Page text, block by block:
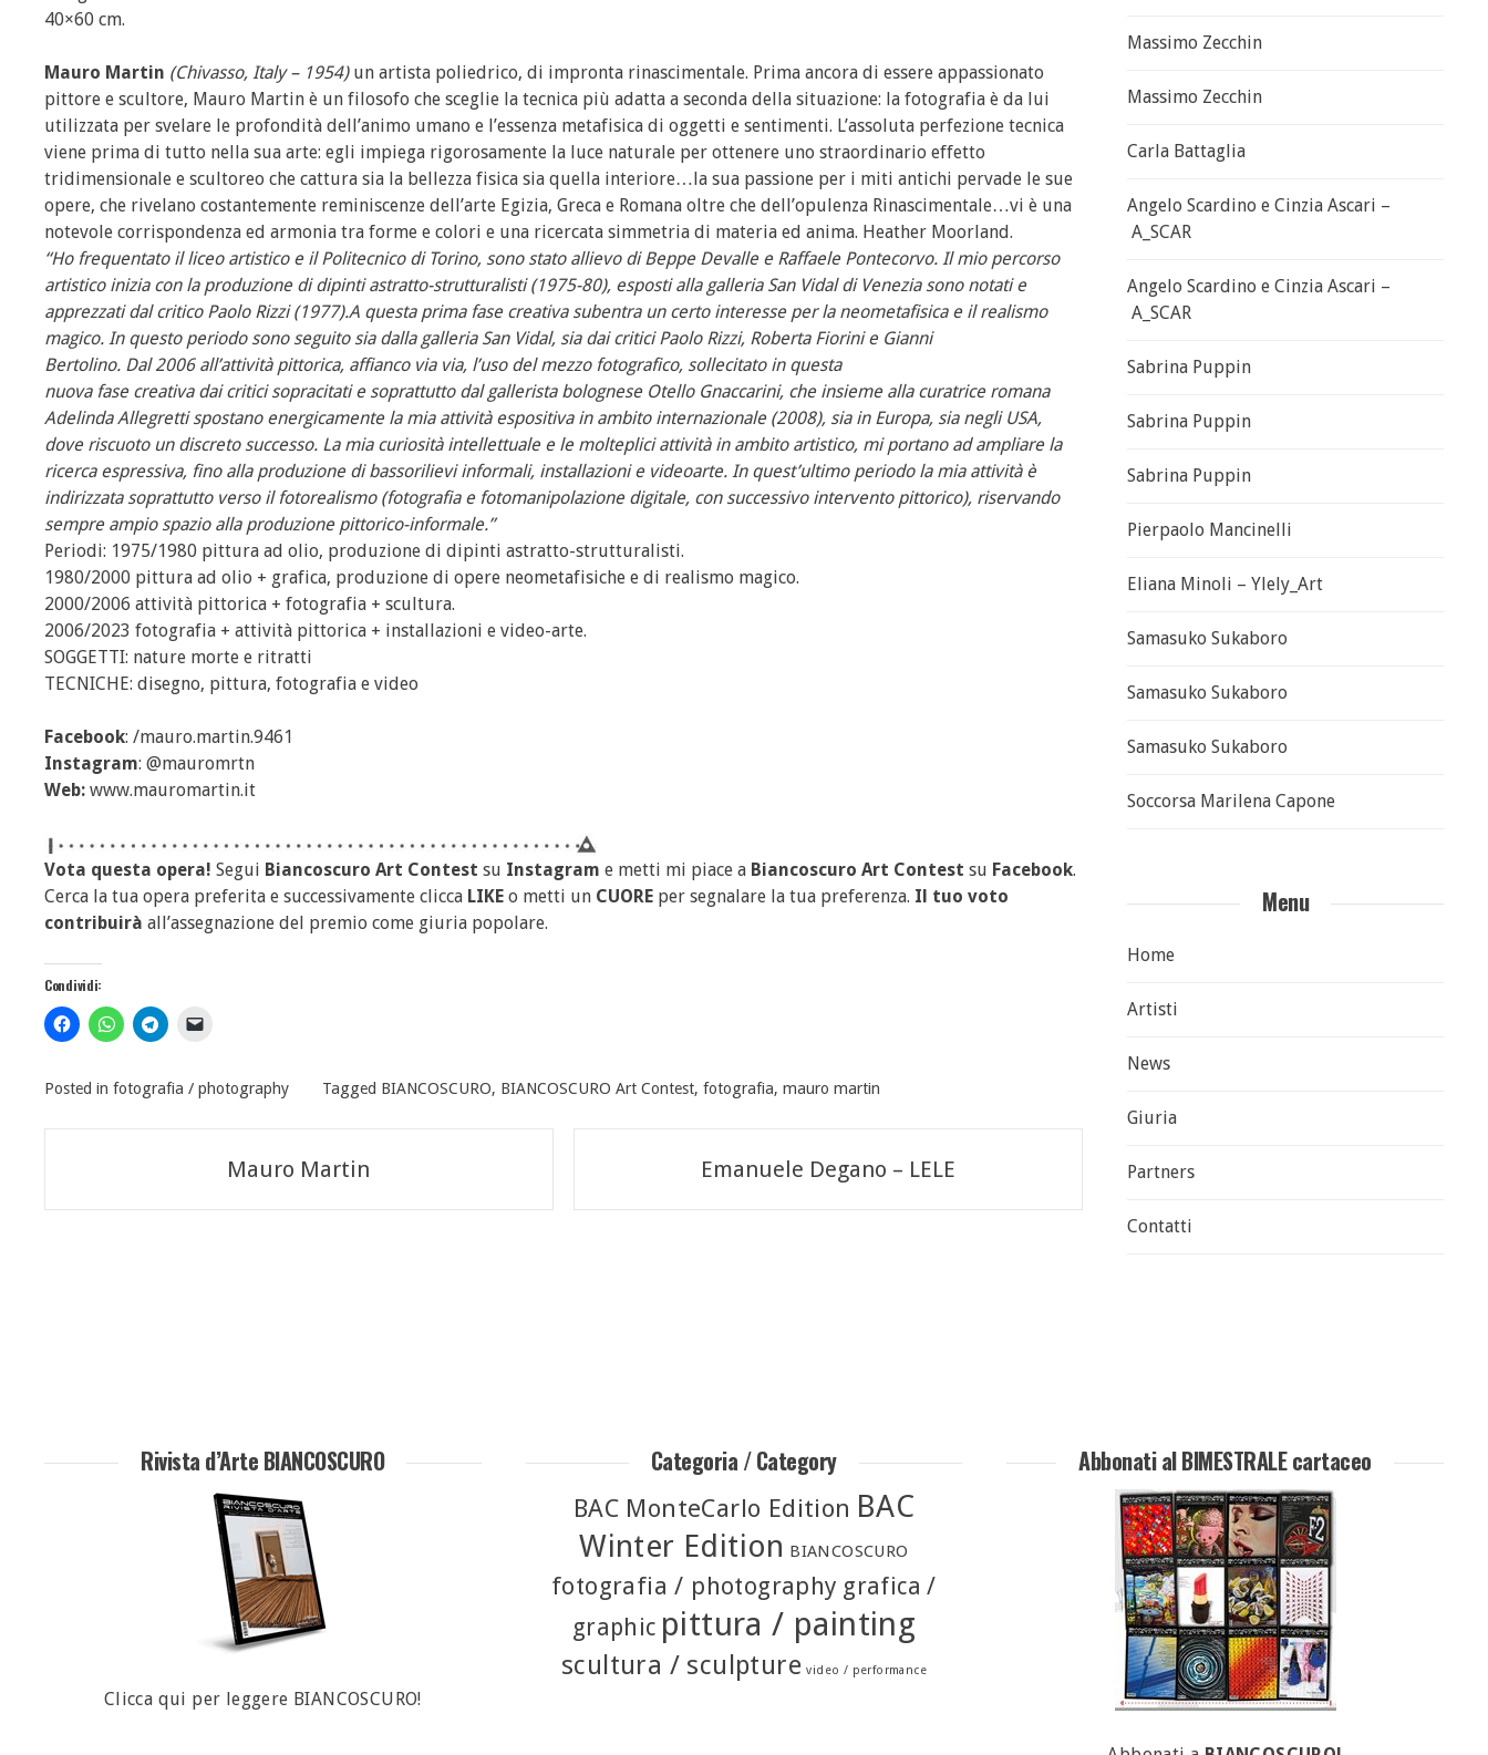
40×60 cm.
Mauro Martin (Chivasso, Italy – 1954)un artista poliedrico, di impronta rinascimentale. Prima ancora di essere appassionato
pittore e scultore, Mauro Martin è un filosofo che sceglie la tecnica più adatta a seconda della situazione: la fotografia è da lui
utilizzata per svelare le profondità dell’animo umano e l’essenza metafisica di oggetti e sentimenti. L’assoluta perfezione tecnica
viene prima di tutto nella sua arte: egli impiega rigorosamente la luce naturale per ottenere uno straordinario effetto
tridimensionale e scultoreo che cattura sia la bellezza fisica sia quella interiore…la sua passione per i miti antichi pervade le sue
opere, che rivelano costantemente reminiscenze dell’arte Egizia, Greca e Romana oltre che dell’opulenza Rinascimentale…vi è una
notevole corrispondenza ed armonia tra forme e colori e una ricercata simmetria di materia ed anima. Heather Moorland.
“Ho frequentato il liceo artistico e il Politecnico di Torino, sono stato allievo di Beppe Devalle e Raffaele Pontecorvo. Il mio percorso
artistico inizia con la produzione di dipinti astratto-strutturalisti (1975-80), esposti alla galleria San Vidal di Venezia sono notati e
apprezzati dal critico Paolo Rizzi (1977).A questa prima fase creativa subentra un certo interesse per la neometafisica e il realismo
magico. In questo periodo sono seguito sia dalla galleria San Vidal, sia dai critici Paolo Rizzi, Roberta Fiorini e Gianni
Bertolino. Dal 2006 all’attività pittorica, affianco via via, l’uso del mezzo fotografico, sollecitato in questa
nuova fase creativa dai critici sopracitati e soprattutto dal gallerista bolognese Otello Gnaccarini, che insieme alla curatrice romana
Adelinda Allegretti spostano energicamente la mia attività espositiva in ambito internazionale (2008), sia in Europa, sia negli USA,
dove riscuoto un discreto successo. La mia curiosità intellettuale e le molteplici attività in ambito artistico, mi portano ad ampliare la
ricerca espressiva, fino alla produzione di bassorilievi informali, installazioni e videoarte. In quest’ultimo periodo la mia attività è
indirizzata soprattutto verso il fotorealismo (fotografia e fotomanipolazione digitale, con successivo intervento pittorico), riservando
sempre ampio spazio alla produzione pittorico-informale.”
Periodi: 1975/1980 pittura ad olio, produzione di dipinti astratto-strutturalisti.
1980/2000 pittura ad olio + grafica, produzione di opere neometafisiche e di realismo magico.
2000/2006 attività pittorica + fotografia + scultura.
2006/2023 fotografia + attività pittorica + installazioni e video-arte.
SOGGETTI: nature morte e ritratti
TECNICHE: disegno, pittura, fotografia e video
Facebook: /mauro.martin.9461
Instagram: @mauromrtn
Web: www.mauromartin.it
Vota questa opera! Segui Biancoscuro Art Contest su Instagram e metti mi piace a Biancoscuro Art Contest su Facebook.
Cerca la tua opera preferita e successivamente clicca LIKE o metti un CUORE per segnalare la tua preferenza. Il tuo voto
contribuirà all’assegnazione del premio come giuria popolare.
Condividi:
Posted in fotografia / photography Tagged BIANCOSCURO, BIANCOSCURO Art Contest, fotografia, mauro martin
articoli
Mauro Martin Emanuele Degano – LELE
Massimo Zecchin
Massimo Zecchin
Carla Battaglia
Angelo Scardino e Cinzia Ascari –
A_SCAR
Angelo Scardino e Cinzia Ascari –
A_SCAR
Sabrina Puppin
Sabrina Puppin
Sabrina Puppin
Pierpaolo Mancinelli
Eliana Minoli – Ylely_Art
Samasuko Sukaboro
Samasuko Sukaboro
Samasuko Sukaboro
Soccorsa Marilena Capone
Menu
Home
Artisti
News
Giuria
Partners
Contatti
Rivista d’Arte BIANCOSCURO
Clicca qui per leggere BIANCOSCURO!
Categoria / Category
BAC MonteCarlo Edition BAC
Winter Edition BIANCOSCURO
fotografia / photography grafica /
graphic pittura / painting
scultura / sculpture video / performance
Abbonati al BIMESTRALE cartaceo